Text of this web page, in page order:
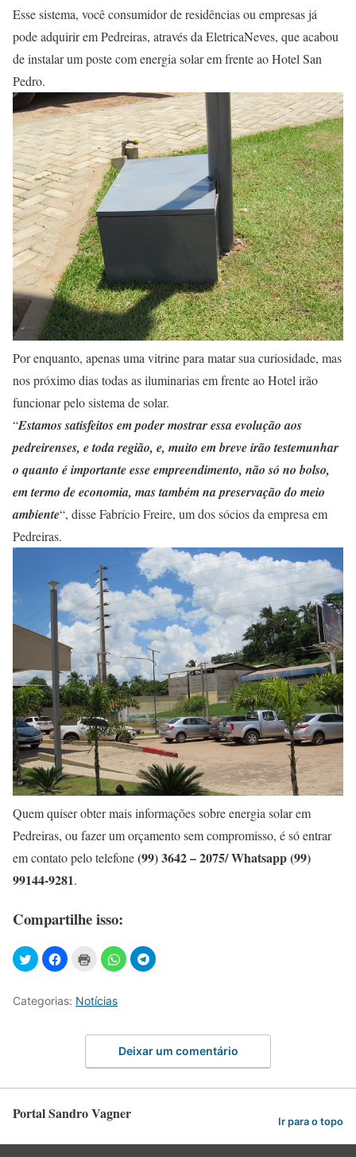
Esse sistema, você consumidor de residências ou empresas já
pode adquirir em Pedreiras, através da EletricaNeves, que acabou
de instalar um poste com energia solar em frente ao Hotel San
Pedro.
Por enquanto, apenas uma vitrine para matar sua curiosidade, mas
nos próximo dias todas as iluminarias em frente ao Hotel irão
funcionar pelo sistema de solar.
“Estamos satisfeitos em poder mostrar essa evolução aos
pedreirenses, e toda região, e, muito em breve irão testemunhar
o quanto é importante esse empreendimento, não só no bolso,
em termo de economia, mas também na preservação do meio
ambiente“, disse Fabrício Freire, um dos sócios da empresa em
Pedreiras.
Quem quiser obter mais informações sobre energia solar em
Pedreiras, ou fazer um orçamento sem compromisso, é só entrar
em contato pelo telefone(99) 3642 – 2075/ Whatsapp (99)
99144-9281.
Compartilhe isso:
Categorias: Notícias
Deixar um comentário
Portal Sandro Vagner Ir para o topo